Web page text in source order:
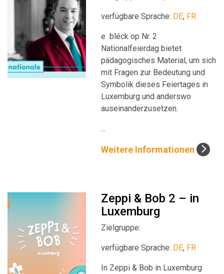
verfügbare Sprache: DE, FR
e bléck op Nr. 2
Nationalfeierdag bietet
pädagogisches Material, um sich
mit Fragen zur Bedeutung und
Symbolik dieses Feiertages in
Luxemburg und anderswo
auseinanderzusetzen.
...
Weitere Informationen
Zeppi & Bob 2 – in
Luxemburg
Zielgruppe:
verfügbare Sprache: DE, FR
In Zeppi & Bob in Luxemburg